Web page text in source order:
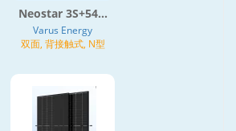
Neostar 3S+54...
Varus Energy
双面, 背接触式, N型